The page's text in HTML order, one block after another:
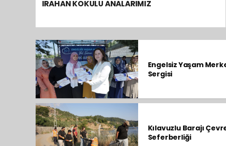
IRAHAN KOKULU ANALARIMIZ
Engelsiz Yaşam
Sergisi
Kılavuzlu Barajı
Seferberliği